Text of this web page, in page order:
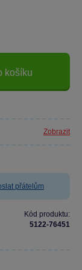
košíku
Zobrazit
přátelům
Kód produktu:
5122-76451